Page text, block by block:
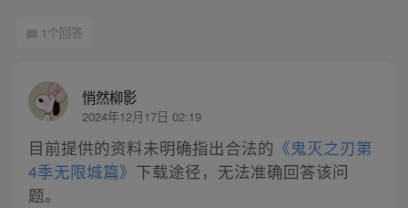
1个回答
悄然柳影
2024年12月17日 02:19
目前提供的资料未明确指出合法的 《鬼灭之刃第
4季无限城篇》 下载途径，无法准确回答该问
题。